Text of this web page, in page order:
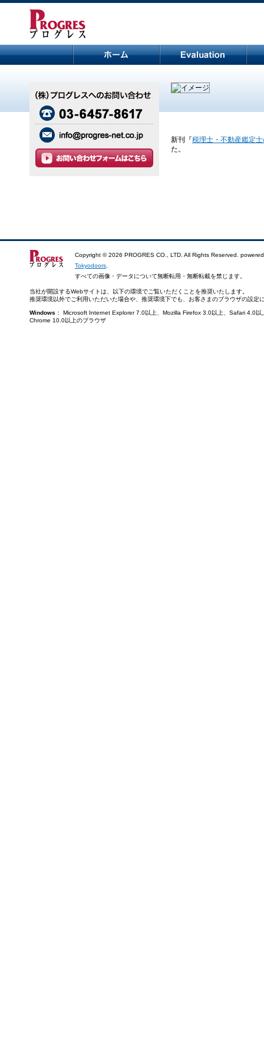
新刊『税理士・不動産鑑定
た。
Copyright ©2026 PROGRES CO., LTD. All Rights Reserved.
Tokyodoors
すべての画像・データについて無断転用・無断転載を禁じます。
当社が開設するWebサイトは、以下の環境でご覧いただくことを推奨いたします。
推奨環境以外でご利用いただいた場合や、推奨環境下でも、お客さまのブラウザの設
Windows ： Microsoft Internet Explorer 7.0以上、Mozilla Firefox 3.0以上、Safari
Chrome 10.0以上のブラウザ